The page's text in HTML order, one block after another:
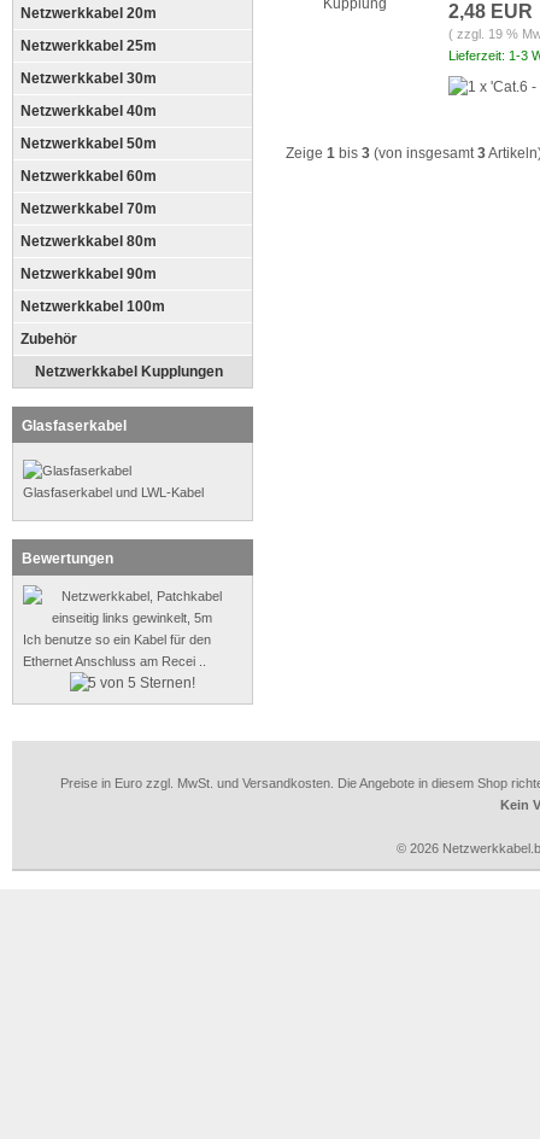
Netzwerkkabel 20m
Netzwerkkabel 25m
Netzwerkkabel 30m
Netzwerkkabel 40m
Netzwerkkabel 50m
Netzwerkkabel 60m
Netzwerkkabel 70m
Netzwerkkabel 80m
Netzwerkkabel 90m
Netzwerkkabel 100m
Zubehör
Netzwerkkabel Kupplungen
Glasfaserkabel
Glasfaserkabel und LWL-Kabel
Bewertungen
Ich benutze so ein Kabel für den
Ethernet Anschluss am Recei ..
2,48 EUR
( zzgl. 19 %
Lieferzeit: 1-3
Zeige 1 bis 3 (von insgesamt3
Preise in Euro zzgl. MwSt. und Versandkosten. Die Angebote in diesem Shop
Kein
© 2026